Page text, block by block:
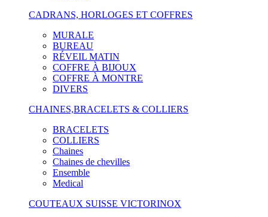
CADRANS, HORLOGES ET COFFRES
MURALE
BUREAU
RÉVEIL MATIN
COFFRE À BIJOUX
COFFRE À MONTRE
DIVERS
CHAINES,BRACELETS & COLLIERS
BRACELETS
COLLIERS
Chaines
Chaines de chevilles
Ensemble
Medical
COUTEAUX SUISSE VICTORINOX